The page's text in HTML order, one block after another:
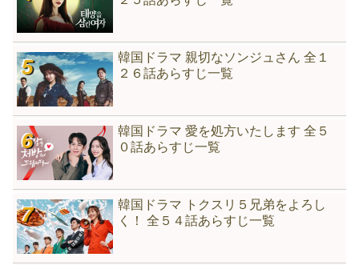
韓国ドラマ 親切なソンジュさん 全１
２６話あらすじ一覧
韓国ドラマ 愛を処方いたします 全５
０話あらすじ一覧
韓国ドラマ トクスリ５兄弟をよろし
く！ 全５４話あらすじ一覧